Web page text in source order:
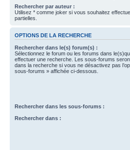
Rechercher par auteur :
Utilisez * comme joker si vous souhaitez
partielles.
OPTIONS DE LA RECHERCHE
Rechercher dans le(s) forum(s) :
Sélectionnez le forum ou les forums dans
effectuer une recherche. Les sous-forums
dans la recherche si vous ne désactivez pas
sous-forums » affichée ci-dessous.
Rechercher dans les sous-forums :
Rechercher dans :